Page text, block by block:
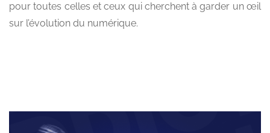
pour toutes celles et ceux qui cherchent à garder un œil
sur l’évolution du numérique.